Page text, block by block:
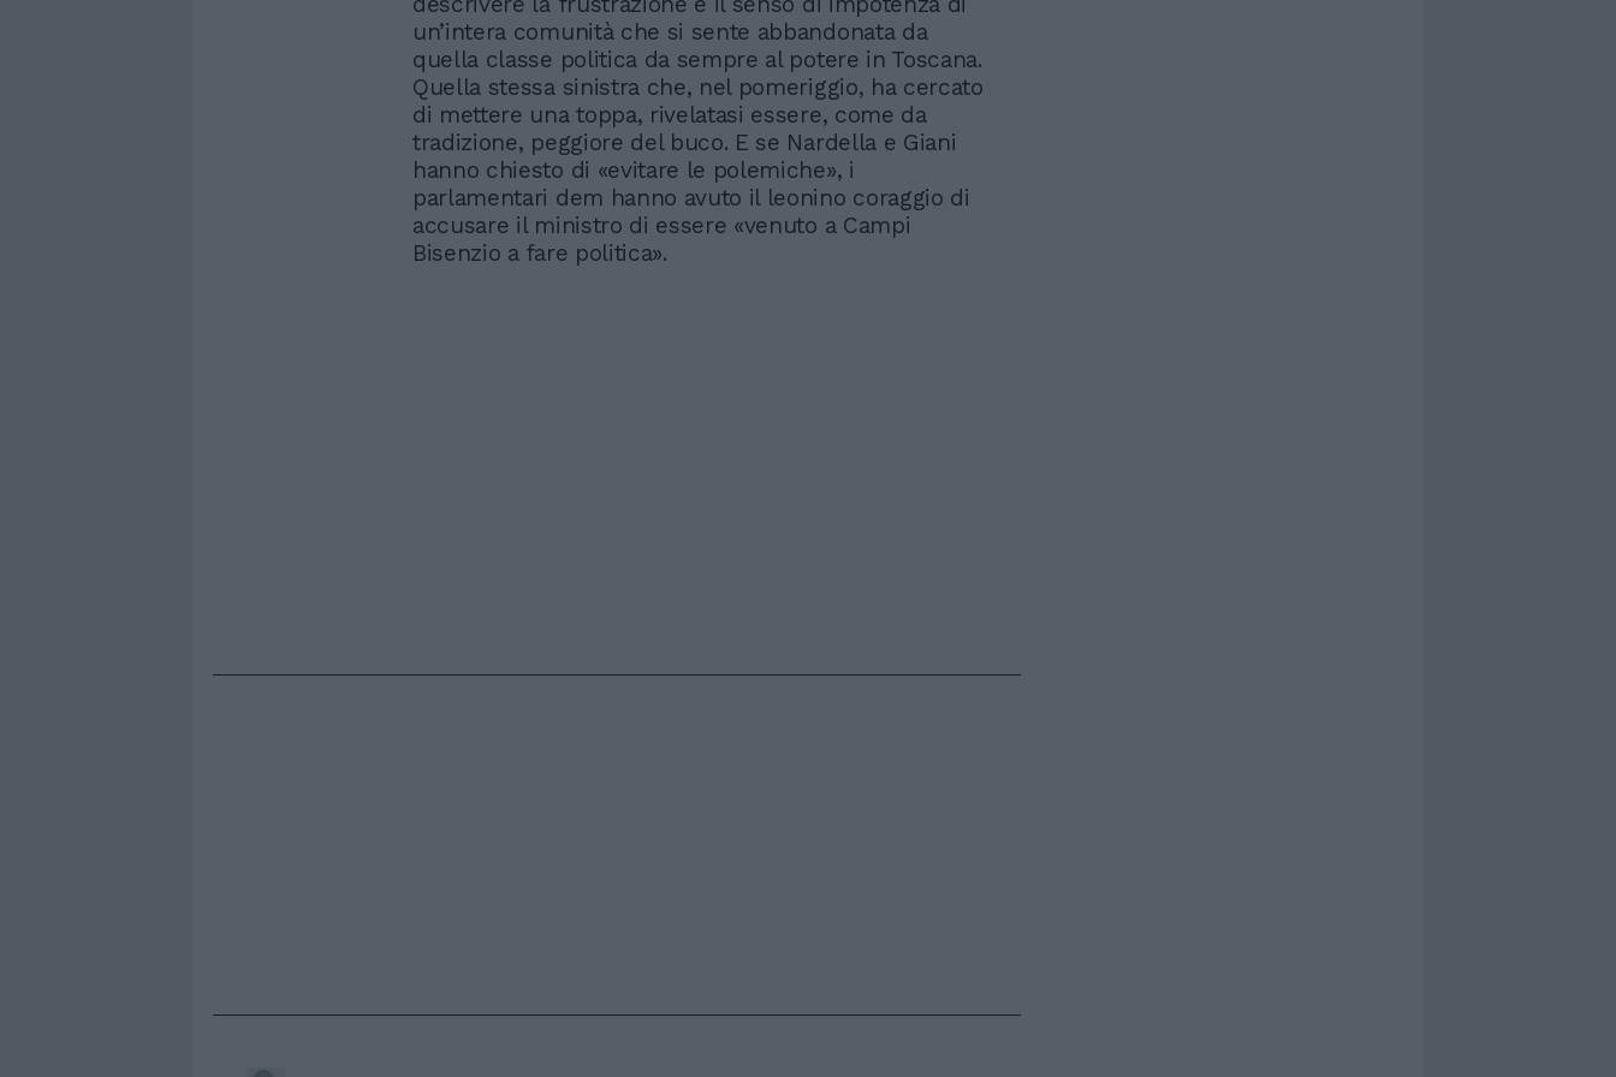
un’intera comunità che si sente abbandonata da
quella classe politica da sempre al potere in Toscana.
Quella stessa sinistra che, nel pomeriggio, ha cercato
di mettere una toppa, rivelatasi essere, come da
tradizione, peggiore del buco. E se Nardella e Giani
hanno chiesto di «evitare le polemiche», i
parlamentari dem hanno avuto il leonino coraggio di
accusare il ministro di essere «venuto a Campi
Bisenzio a fare politica».